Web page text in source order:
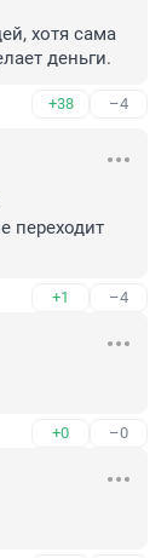
хотя сама
деньги.
+38 –4
переходит
+1 –4
+0 –0